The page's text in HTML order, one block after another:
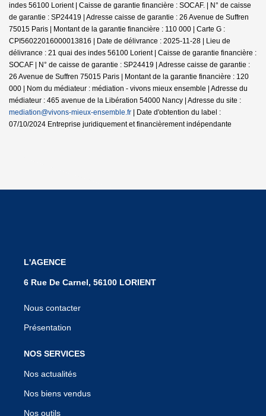
indes 56100 Lorient | Caisse de garantie financière : SOCAF. | N° de caisse
de garantie : SP24419 | Adresse caisse de garantie : 26 Avenue de Suffren
75015 Paris | Montant de la garantie financière : 110 000 | Carte G :
CPI56022016000013816 | Date de délivrance : 2025-11-28 | Lieu de
délivrance : 21 quai des indes 56100 Lorient | Caisse de garantie financière :
SOCAF | N° de caisse de garantie : SP24419 | Adresse caisse de garantie :
26 Avenue de Suffren 75015 Paris | Montant de la garantie financière : 120
000 | Nom du médiateur : médiation - vivons mieux ensemble | Adresse du
médiateur : 465 avenue de la Libération 54000 Nancy | Adresse du site :
mediation@vivons-mieux-ensemble.fr | Date d'obtention du label :
07/10/2024 Entreprise juridiquement et financièrement indépendante
L'AGENCE
6 Rue De Carnel, 56100 LORIENT
Nous contacter
Présentation
NOS SERVICES
Nos actualités
Nos biens vendus
Nos outils